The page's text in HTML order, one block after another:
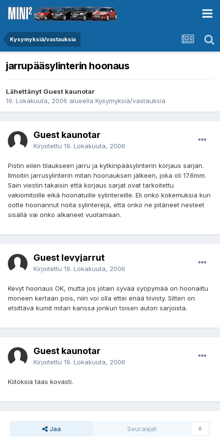
Kysymyksiä/vastauksia
jarrupääsylinterin hoonaus
Lähettänyt Guest kaunotar
19. Lokakuuta, 2006 alueella Kysymyksiä/vastauksia
Guest kaunotar
Kirjoitettu 19. Lokakuuta, 2006
Pistin eilen tilaukseen jarru ja kytkinpääsylinterin korjaus sarjan.
Ilmoitin jarrusylinterin mitan hoonauksen jälkeen, joka oli 17.6mm.
Sain viestin takaisin että korjaus sarjat ovat tarkoitettu
vakiomitoille eikä hoonatuille sylintereille. Eli onko kokemuksia kun
ootte hoonannut noita sylinterejä, että onko ne pitäneet nesteet
sisällä vai onko alkaneet vuotamaan.
Guest levyjarrut
Kirjoitettu 19. Lokakuuta, 2006
Kevyt hoonaus OK, mutta jos jotain syvää syöpymää on hoonailtu
moneen kertaan pois, niin voi olla ettei enää tiivisty. Sitten on
etsittävä kumit mitan kanssa jonkun toisen auton sarjoista.
Guest kaunotar
Kirjoitettu 19. Lokakuuta, 2006
Kiitoksia taas kovasti.
Jaa Seuraajat 0